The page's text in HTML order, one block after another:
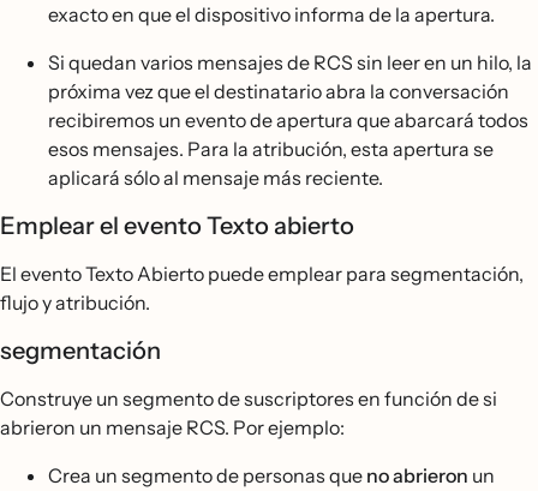
exacto en que el dispositivo informa de la apertura.
Si quedan varios mensajes de RCS sin leer en un hilo, la
próxima vez que el destinatario abra la conversación
recibiremos un evento de apertura que abarcará todos
esos mensajes. Para la atribución, esta apertura se
aplicará sólo al mensaje más reciente.
Emplear el evento Texto abierto
El evento Texto Abierto puede emplear para segmentación,
flujo y atribución.
segmentación
Construye un segmento de suscriptores en función de si
abrieron un mensaje RCS. Por ejemplo:
Crea un segmento de personas que no abrieron un